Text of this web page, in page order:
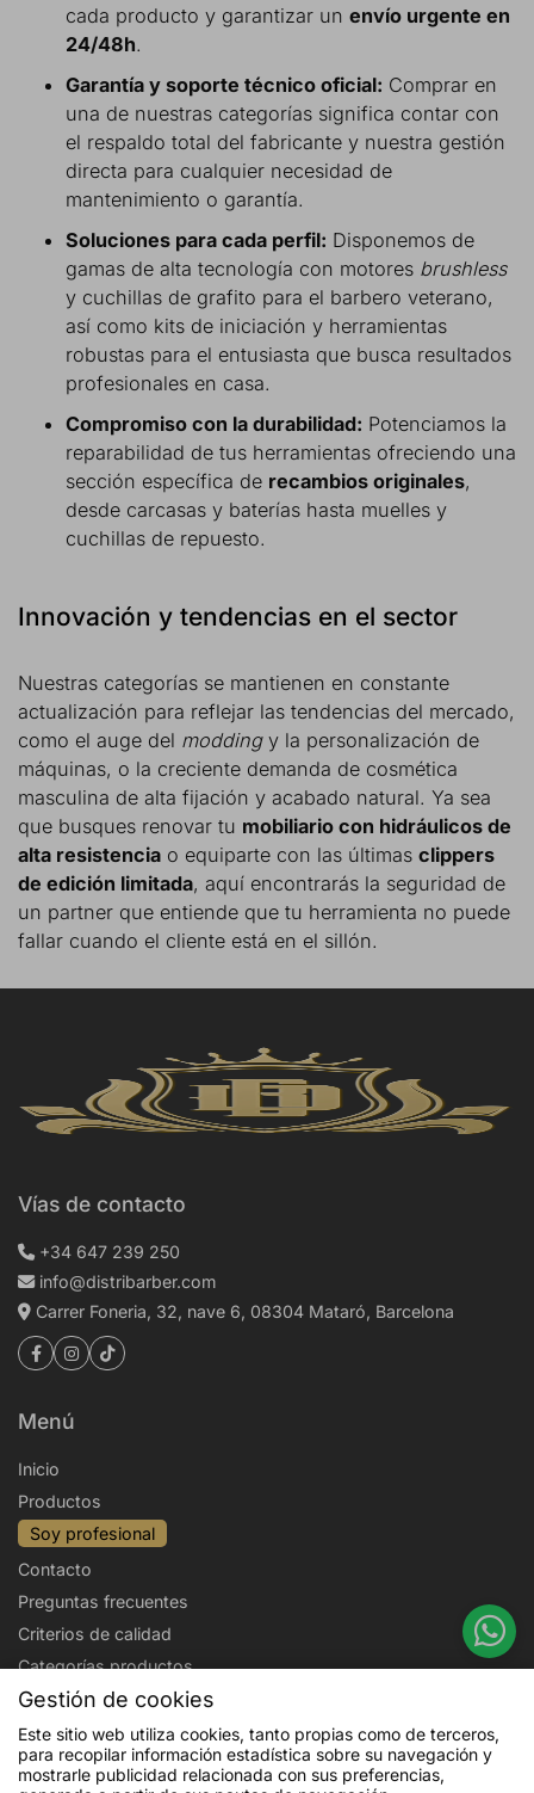
cada producto y garantizar un envío urgente en
24/48h.
Garantía y soporte técnico oficial: Comprar en
una de nuestras categorías significa contar con
el respaldo total del fabricante y nuestra gestión
directa para cualquier necesidad de
mantenimiento o garantía.
Soluciones para cada perfil: Disponemos de
gamas de alta tecnología con motores brushless
y cuchillas de grafito para el barbero veterano,
así como kits de iniciación y herramientas
robustas para el entusiasta que busca resultados
profesionales en casa.
Compromiso con la durabilidad: Potenciamos la
reparabilidad de tus herramientas ofreciendo una
sección específica de recambios originales,
desde carcasas y baterías hasta muelles y
cuchillas de repuesto.
Innovación y tendencias en el sector
Nuestras categorías se mantienen en constante
actualización para reflejar las tendencias del mercado,
como el auge del moddingy la personalización de
máquinas, o la creciente demanda de cosmética
masculina de alta fijación y acabado natural. Ya sea
que busques renovar tu mobiliario con hidráulicos de
alta resistencia o equiparte con las últimas clippers
de edición limitada, aquí encontrarás la seguridad de
un partner que entiende que tu herramienta no puede
fallar cuando el cliente está en el sillón.
Gestión de cookies
Este sitio web utiliza cookies, tanto propias como de terceros,
para recopilar información estadística sobre su navegación y
mostrarle publicidad relacionada con sus preferencias,
Vías de contacto
+34 647 239 250
info@distribarber.com
Carrer Foneria, 32, nave 6, 08304 Mataró, Barcelona
Menú
Inicio
Productos
Soy profesional
Contacto
Preguntas frecuentes
Criterios de calidad
Categorías productos
Aviso legal
Política de privacidad
Politica de cookies
Condiciones de venta